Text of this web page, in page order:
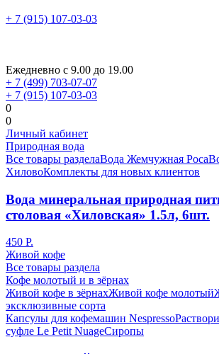
+ 7 (915) 107-03-03
Ежедневно с 9.00 до 19.00
+ 7 (499) 703-07-07
+ 7 (915) 107-03-03
0
0
Личный кабинет
Природная вода
Все товары разделаВода Жемчужная Роса
ХиловоКомплекты для новых клиентов
Вода минеральная природная
столовая «Хиловская» 1.5л, 6шт.
450 Р.
Живой кофе
Все товары раздела
Кофе молотый и в зёрнах
Живой кофе в зёрнахЖивой кофе молотый
эксклюзивные сорта
Капсулы для кофемашин Nespresso
суфле Le Petit NuageСиропы